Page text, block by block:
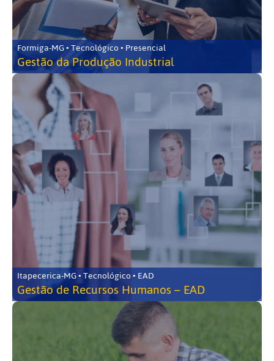
Formiga-MG • Tecnológico • Presencial
Gestão da Produção Industrial
Itapecerica-MG • Tecnológico • EAD
Gestão de Recursos Humanos – EAD